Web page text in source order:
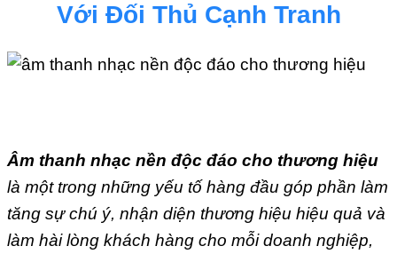
Với Đối Thủ Cạnh Tranh
Âm thanh nhạc nền độc đáo cho thương hiệu
là một trong những yếu tố hàng đầu góp phần làm
tăng sự chú ý, nhận diện thương hiệu hiệu quả và
làm hài lòng khách hàng cho mỗi doanh nghiệp,